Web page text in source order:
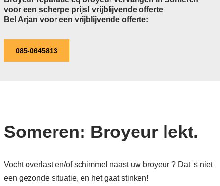
voor een scherpe prijs! vrijblijvende offerte
Bel Arjan voor een vrijblijvende offerte:
085-0645813
Someren: Broyeur lekt.
Vocht overlast en/of schimmel naast uw broyeur ? Dat is niet
een gezonde situatie, en het gaat stinken!